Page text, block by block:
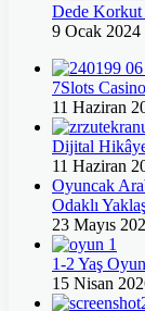
Dede
9 Ocak 2024
7Slots
11 Haziran
Dijital Hikâye
11 Haziran
Oyuncak
Odaklı
23 Mayıs
1-2 Yaş
15 Nisan